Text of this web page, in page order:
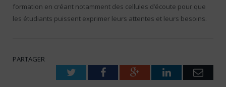
formation en créant notamment des cellules d’écoute pour que
les étudiants puissent exprimer leurs attentes et leurs besoins.
PARTAGER
TwitterFacebookGoogle+LinkedIn